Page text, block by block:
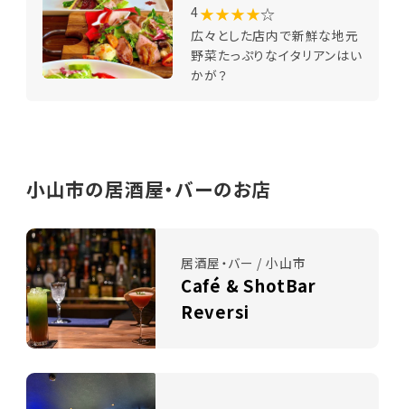
4★★★★☆
広々とした店内で新鮮な地元
野菜たっぷりなイタリアンはい
かが？
小山市の居酒屋・バーのお店
居酒屋・バー / 小山市
Café & ShotBar
Reversi